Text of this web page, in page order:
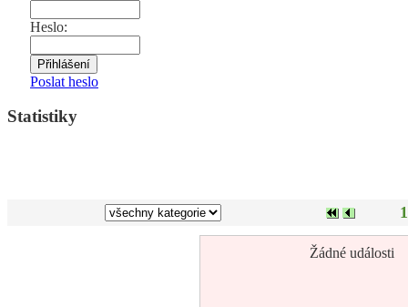
Heslo:
Poslat heslo
Statistiky
Žádné události